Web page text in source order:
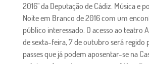
2016" da Deputação de Cádiz. Música e
Noite em Branco de 2016 com um
público interessado. O acesso ao teatro
de sexta-feira, 7 de outubro será regido
passes que já podem aposentar-se na